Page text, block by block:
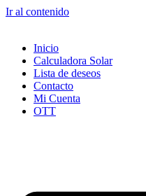
Ir al contenido
Inicio
Calculadora Solar
Lista de deseos
Contacto
Mi Cuenta
OTT